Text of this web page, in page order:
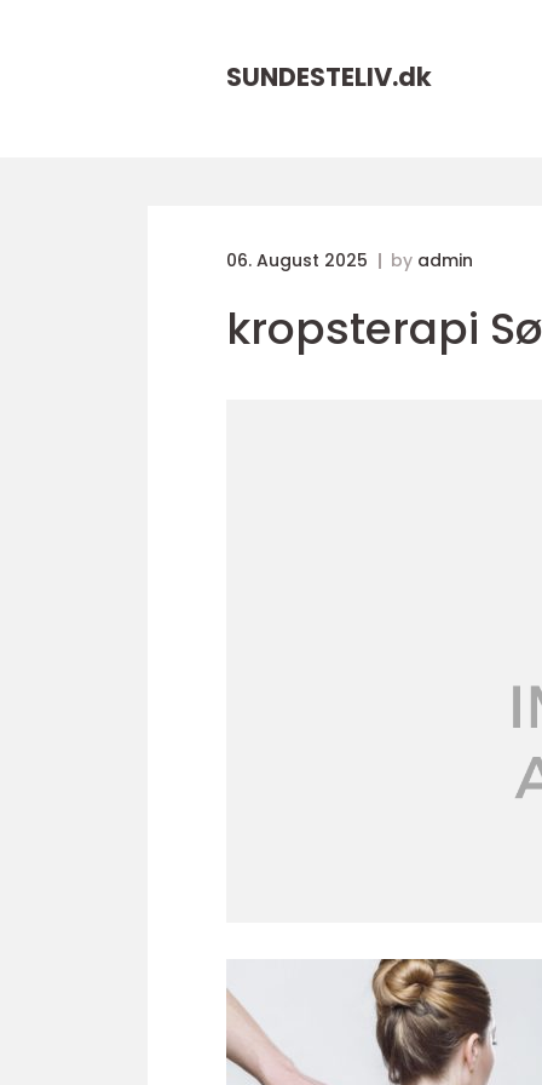
SUNDESTELIV.dk
06. August 2025 by admin
kropsterapi